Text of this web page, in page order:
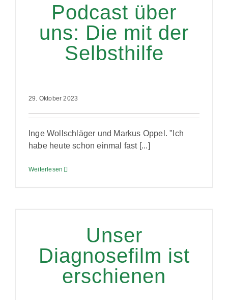
Podcast über
uns: Die mit der
Selbsthilfe
29. Oktober 2023
Inge Wollschläger und Markus Oppel. "Ich
habe heute schon einmal fast [...]
Weiterlesen
Unser
Diagnosefilm ist
erschienen